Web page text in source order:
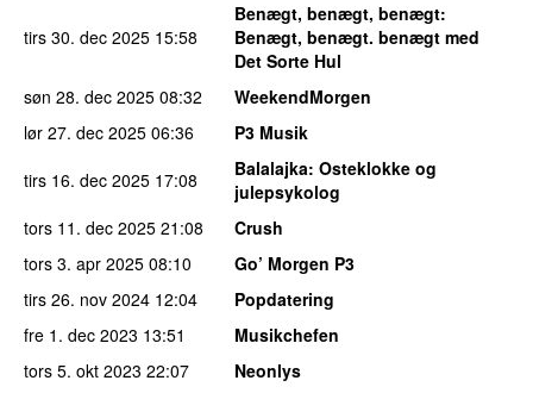
tirs 30. dec 2025 15:58
Benægt, benægt, benægt:
Benægt, benægt. benægt med
Det Sorte Hul
søn 28. dec 2025 08:32
WeekendMorgen
lør 27. dec 2025 06:36
P3 Musik
tirs 16. dec 2025 17:08 Balalajka: Osteklokke og
julepsykolog
tors 11. dec 2025 21:08
Crush
tors 3. apr 2025 08:10
Go’ Morgen P3
tirs 26. nov 2024 12:04
Popdatering
fre 1. dec 2023 13:51
Musikchefen
tors 5. okt 2023 22:07
Neonlys